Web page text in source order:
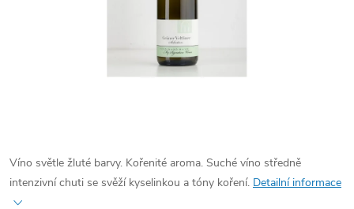
Víno světle žluté barvy. Kořenité aroma. Suché víno středně
intenzivní chuti se svěží kyselinkou a tóny koření. Detailní informace